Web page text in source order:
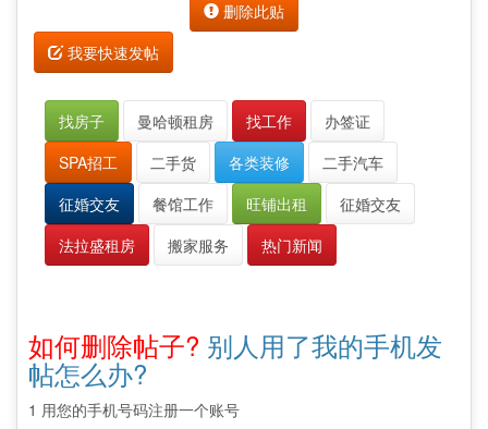
删除此贴
我要快速发帖
找房子 曼哈顿租房 找工作
办签证
SPA招工
二手货 各类装修
二手汽车
征婚交友
餐馆工作 旺铺出租
征婚交友
法拉盛租房
搬家服务 热门新闻
如何删除帖子? 别人用了我的手机发
帖怎么办?
1 用您的手机号码注册一个账号